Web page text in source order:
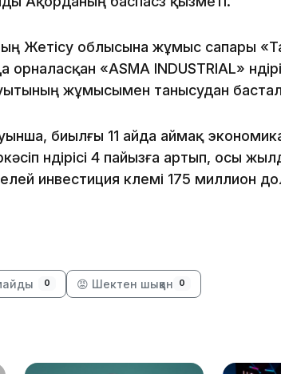
Жетісу облысына жұмыс сапары
«ASMA INDUSTRIAL»
жұмысымен танысудан
биылғы 11 айда аймақ
өндірісі 4 пайызға артып, осы
инвестиция көлемі 175 миллион
0 😡 Шектен шыққан 0